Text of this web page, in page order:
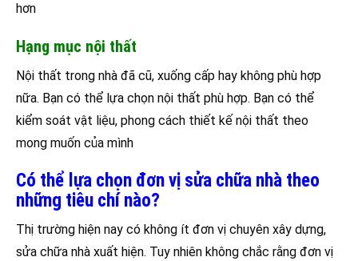
hơn
Hạng mục nội thất
Nội thất trong nhà đã cũ, xuống cấp hay không phù hợp
nữa. Bạn có thể lựa chọn nội thất phù hợp. Bạn có thể
kiểm soát vật liệu, phong cách thiết kế nội thất theo
mong muốn của mình
Có thể lựa chọn đơn vị sửa chữa nhà theo
những tiêu chí nào?
Thị trường hiện nay có không ít đơn vị chuyên xây dựng,
sửa chữa nhà xuất hiện. Tuy nhiên không chắc rằng đơn vị